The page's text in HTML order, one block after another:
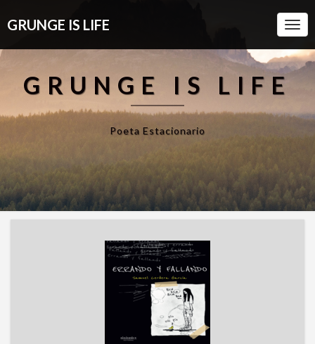
GRUNGE IS LIFE
GRUNGE IS LIFE
Poeta Estacionario